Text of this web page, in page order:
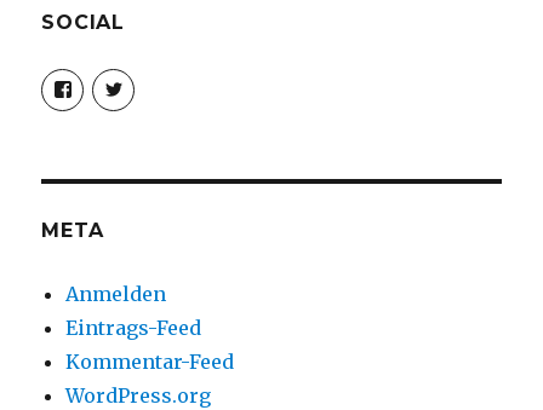
SOCIAL
Profil
von
christoph.fleischer1
anzeigen
Profil
von
anzeigen
META
Anmelden
Eintrags-Feed
Kommentar-Feed
WordPress.org